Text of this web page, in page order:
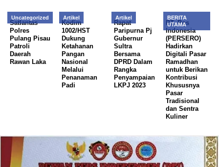
Uncategorized
Satlantas
Polres
Pulang Pisau
Patroli
Daerah
Rawan Laka
Artikel
Kodim
1002/HST
Dukung
Ketahanan
Pangan
Nasional
Melalui
Penanaman
Padi
Artikel
Rapat
Paripurna Pj
Gubernur
Sultra
Bersama
DPRD Dalam
Rangka
Penyampaian
LKPJ 2023
BERITA
UTAMA
PT. Pos
Indonesia
(PERSERO)
Hadirkan
Digitali Pasar
Ramadhan
untuk Berikan
Kontribusi
Khususnya
Pasar
Tradisional
dan Sentra
Kuliner